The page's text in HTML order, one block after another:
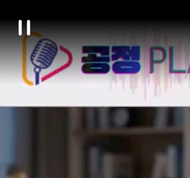
대
한
민
일
시
정
지